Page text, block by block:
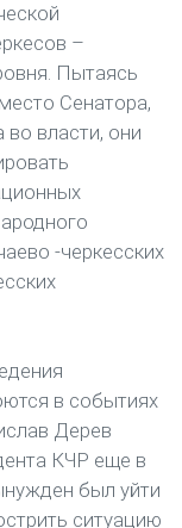
–
Пытаясь
Сенатора,
во власти, они
-черкесских
в событиях
Дерев
КЧР еще в
был уйти
ситуацию